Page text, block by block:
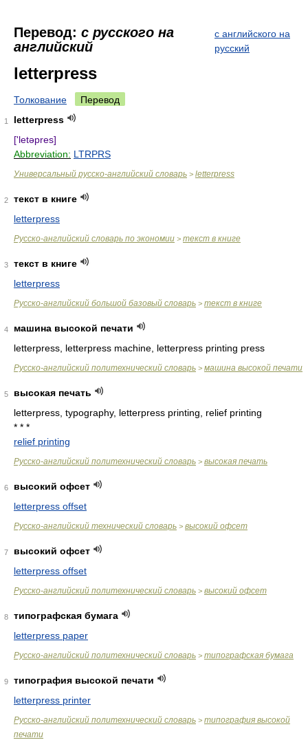
Перевод: с русского на
английский
с английского на
русский
letterpress
Толкование Перевод
1
letterpress
['letəpres]
Abbreviation: LTRPRS
Универсальный русско-английский словарь > letterpress
2
текст в книге
letterpress
Русско-английский словарь по экономии > текст в книге
3
текст в книге
letterpress
Русско-английский большой базовый словарь > текст в книге
4
машина высокой печати
letterpress, letterpress machine, letterpress printing press
Русско-английский политехнический словарь > машина высокой печати
5
высокая печать
letterpress, typography, letterpress printing, relief printing
* * *
relief printing
Русско-английский политехнический словарь > высокая печать
6
высокий офсет
letterpress offset
Русско-английский технический словарь > высокий офсет
7
высокий офсет
letterpress offset
Русско-английский политехнический словарь > высокий офсет
8
типографская бумага
letterpress paper
Русско-английский политехнический словарь > типографская бумага
9
типография высокой печати
letterpress printer
Русско-английский политехнический словарь > типография высокой
печати